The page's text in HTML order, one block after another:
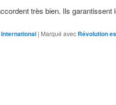
très bien. Ils
International | Marqué avec Révolution